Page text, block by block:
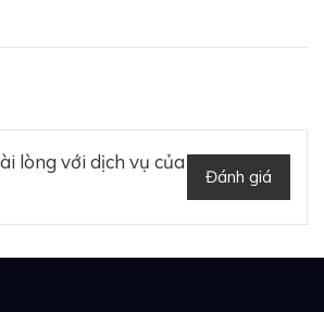
lòng với dịch vụ của
Đánh giá